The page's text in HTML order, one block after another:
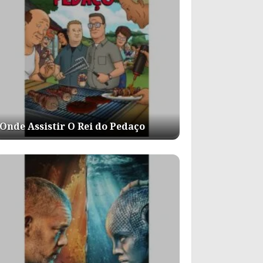
Onde Assistir O Rei do Pedaço